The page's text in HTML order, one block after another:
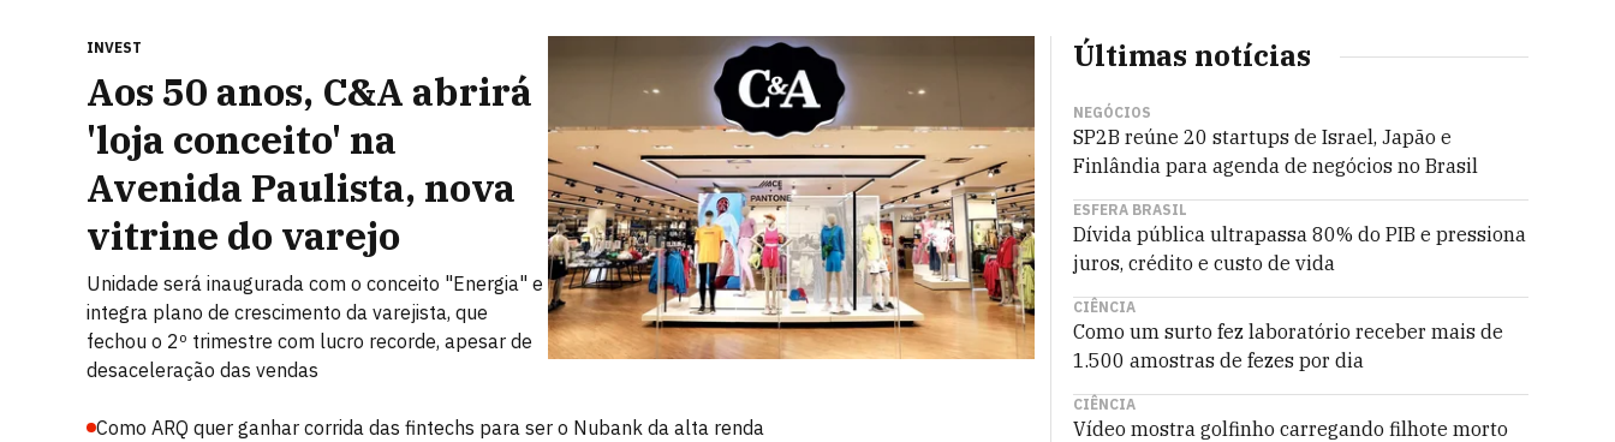
INVEST
Aos 50 anos, C&A abrirá
'loja conceito' na
Avenida Paulista, nova
vitrine do varejo
Unidade será inaugurada com o conceito "Energia" e
integra plano de crescimento da varejista, que
fechou o 2º trimestre com lucro recorde, apesar de
desaceleração das vendas
Como ARQ quer ganhar corrida das fintechs para ser o Nubank da alta renda
Últimas notícias
NEGÓCIOS
SP2B reúne 20 startups de Israel, Japão e
Finlândia para agenda de negócios no Brasil
ESFERA BRASIL
Dívida pública ultrapassa 80% do PIB e pressiona
juros, crédito e custo de vida
CIÊNCIA
Como um surto fez laboratório receber mais de
1.500 amostras de fezes por dia
CIÊNCIA
Vídeo mostra golfinho carregando filhote morto